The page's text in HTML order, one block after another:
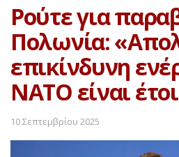
Ρούτε για
Πολωνία:
επικίνδυνη
ΝΑΤΟ είναι
10 Σεπτεμβρίου 2025